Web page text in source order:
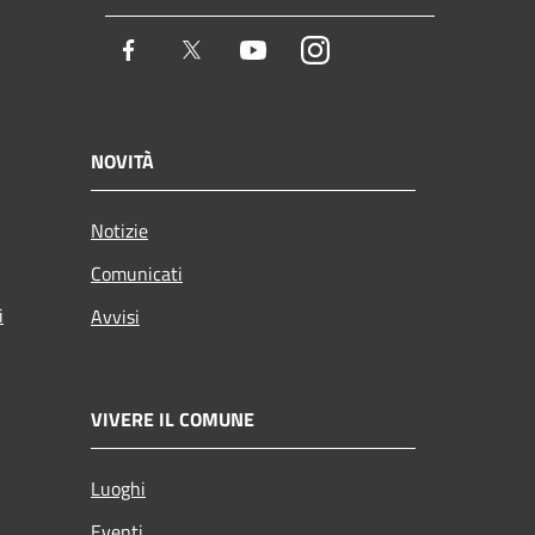
Facebook Twitter YoutubeInstagram
NOVITÀ
Notizie
Comunicati
Avvisi
VIVERE IL COMUNE
Luoghi